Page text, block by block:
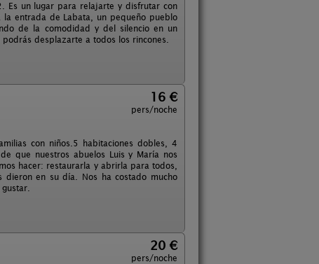
Es un lugar para relajarte y disfrutar con
la entrada de Labata, un pequeño pueblo
de la comodidad y del silencio en un
desplazarte a todos los rincones.
16 €
pers/noche
con niños.5 habitaciones dobles, 4
que nuestros abuelos Luis y María nos
hacer: restaurarla y abrirla para todos,
en su día. Nos ha costado mucho
20 €
pers/noche